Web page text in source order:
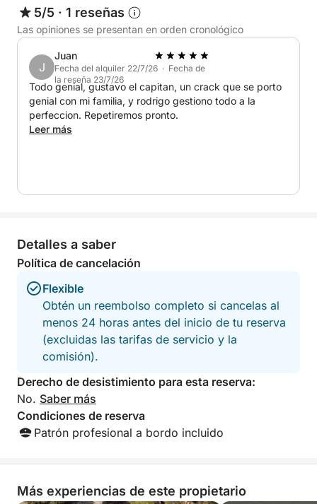
disfrutar durante el día. Es la opción perfecta para
quienes prefieren una experiencia relajada y
autoguiada en el agua.
Ya sea que estés celebrando algo especial o
simplemente quieras desconectar y disfrutar de la
brisa marina, este crucero de un día completo desde
Marina Salinas ofrece el entorno ideal.
5/5 · 1 reseñas
Las opiniones se presentan en orden cronológico
J
Juan
Fecha del alquiler 22/7/26 · Fecha de
la reseña 23/7/26
Todo genial, gustavo el capitan, un crack que se porto
genial con mi familia, y rodrigo gestiono todo a la
perfeccion. Repetiremos pronto.
Leer más
Detalles a saber
Política de cancelación
Flexible
Obtén un reembolso completo si cancelas al
menos 24 horas antes del inicio de tu reserva
(excluidas las tarifas de servicio y la
comisión).
Derecho de desistimiento para esta reserva:
No. Saber más
Condiciones de reserva
Patrón profesional a bordo incluido
Más experiencias de este propietario